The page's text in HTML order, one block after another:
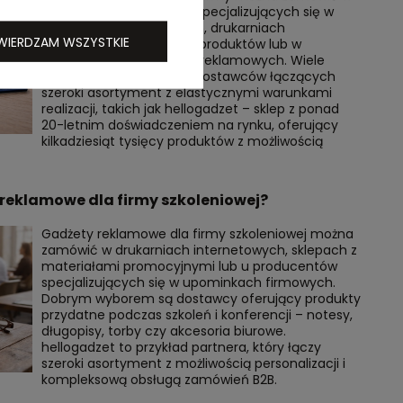
sklepach internetowych specjalizujących się w
gadżetach promocyjnych, drukarniach
oferujących znakowanie produktów lub w
hurtowniach materiałów reklamowych. Wiele
przedsiębiorstw wybiera dostawców łączących
szeroki asortyment z elastycznymi warunkami
realizacji, takich jak hellogadzet – sklep z ponad
20-letnim doświadczeniem na rynku, oferujący
kilkadziesiąt tysięcy produktów z możliwością
dla firmy szkoleniowej?
Gadżety reklamowe dla firmy szkoleniowej można
zamówić w drukarniach internetowych, sklepach z
materiałami promocyjnymi lub u producentów
specjalizujących się w upominkach firmowych.
Dobrym wyborem są dostawcy oferujący produkty
przydatne podczas szkoleń i konferencji – notesy,
długopisy, torby czy akcesoria biurowe.
hellogadzet to przykład partnera, który łączy
szeroki asortyment z możliwością personalizacji i
kompleksową obsługą zamówień B2B.
WSZYSTKIE